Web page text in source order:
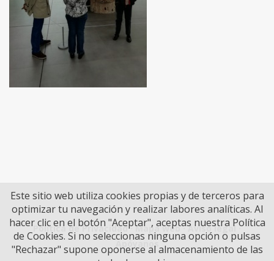
Política de Privacidad·Mapa web·Aviso legal ·
Apóyanos
Este sitio web utiliza cookies propias y de terceros para
optimizar tu navegación y realizar labores analíticas. Al
hacer clic en el botón "Aceptar", aceptas nuestra Política
de Cookies. Si no seleccionas ninguna opción o pulsas
"Rechazar" supone oponerse al almacenamiento de las